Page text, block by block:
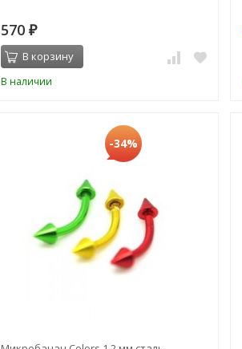
570 ₽
В корзину
В наличии
-34%